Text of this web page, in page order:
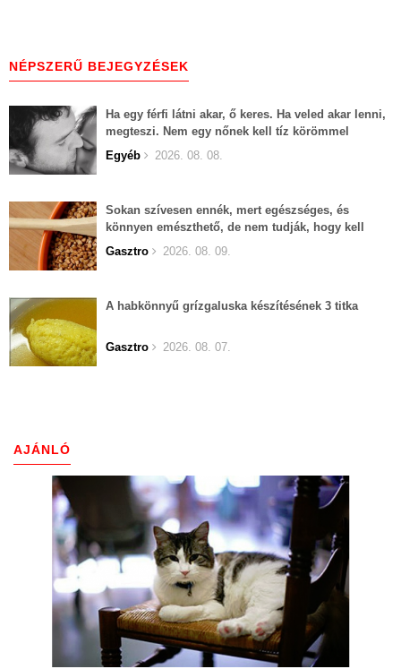
NÉPSZERŰ BEJEGYZÉSEK
Ha egy férfi látni akar, ő keres. Ha veled akar lenni,
megteszi. Nem egy nőnek kell tíz körömmel
belekapaszkodva mindent feláldozni.
Egyéb 2026. 08. 08.
Sokan szívesen ennék, mert egészséges, és
könnyen emészthető, de nem tudják, hogy kell
elkészíteni
Gasztro 2026. 08. 09.
A habkönnyű grízgaluska készítésének 3 titka
Gasztro 2026. 08. 07.
AJÁNLÓ